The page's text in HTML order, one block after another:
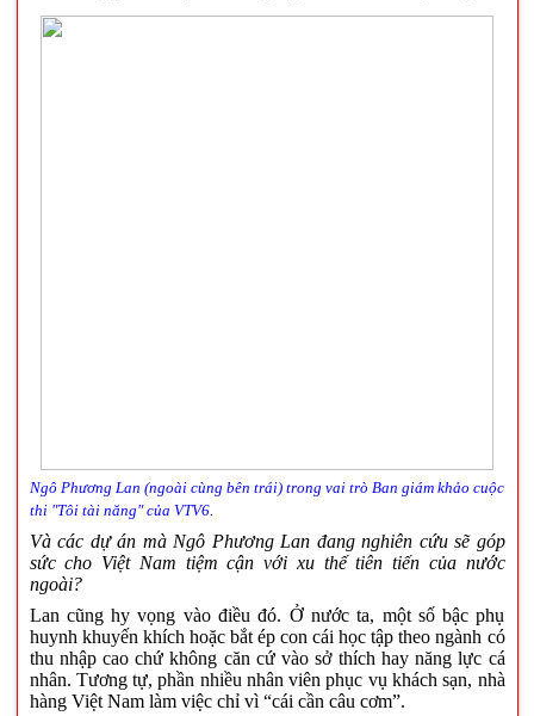
Ngô Phương Lan (ngoài cùng bên trái) trong vai trò Ban giám khảo cuộc
thi "Tôi tài năng" của VTV6.
Và các dự án mà Ngô Phương Lan đang nghiên cứu sẽ góp
sức cho Việt Nam tiệm cận với xu thế tiên tiến của nước
ngoài?
Lan cũng hy vọng vào điều đó. Ở nước ta, một số bậc phụ
huynh khuyến khích hoặc bắt ép con cái học tập theo ngành có
thu nhập cao chứ không căn cứ vào sở thích hay năng lực cá
nhân. Tương tự, phần nhiều nhân viên phục vụ khách sạn, nhà
hàng Việt Nam làm việc chỉ vì “cái cần câu cơm”.